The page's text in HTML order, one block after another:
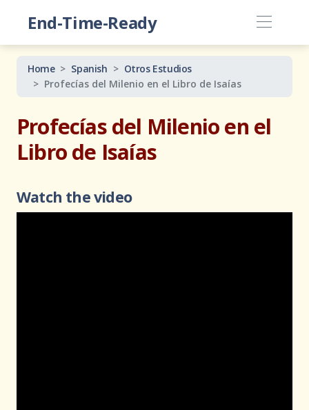
End-Time-Ready
Home Spanish
Otros Estudios
Profecías del Milenio en el Libro de Isaías
Profecías del Milenio en el
Libro de Isaías
Watch the video